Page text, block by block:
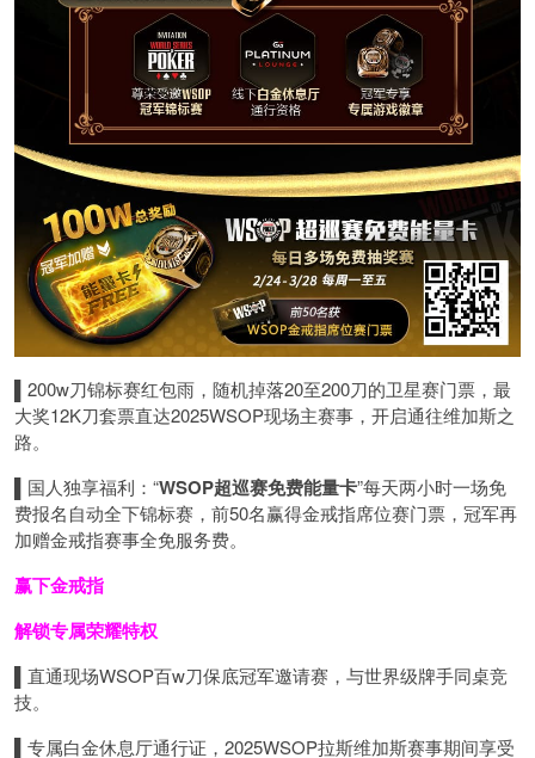
200w刀锦标赛红包雨，随机掉落20至200刀的卫星赛门票，最
大奖12K刀套票直达2025WSOP现场主赛事，开启通往维加斯之
路。
国人独享福利：“WSOP超巡赛免费能量卡”每天两小时一场免
费报名自动全下锦标赛，前50名赢得金戒指席位赛门票，冠军再
加赠金戒指赛事全免服务费。
赢下金戒指
解锁专属荣耀特权
直通现场WSOP百w刀保底冠军邀请赛，与世界级牌手同桌竞
技。
专属白金休息厅通行证，2025WSOP拉斯维加斯赛事期间享受